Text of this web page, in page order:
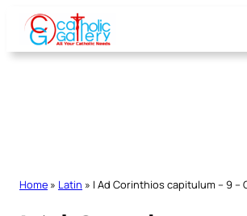
Skip
content
Home » Latin » I Ad Corinthios capitulum – 9 –